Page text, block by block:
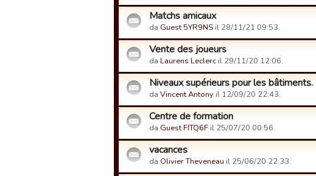
Matchs amicaux
da Guest 5YR9NS il 28/11/21 09:53.
Vente des joueurs
da Laurens Leclerc il 29/11/20 12:06.
Niveaux supérieurs pour les bâtiments.
da Vincent Antony il 12/09/20 22:43.
Centre de formation
da Guest FITQ6F il 25/07/20 00:56.
vacances
da Olivier Theveneau il 25/06/20 22:33.